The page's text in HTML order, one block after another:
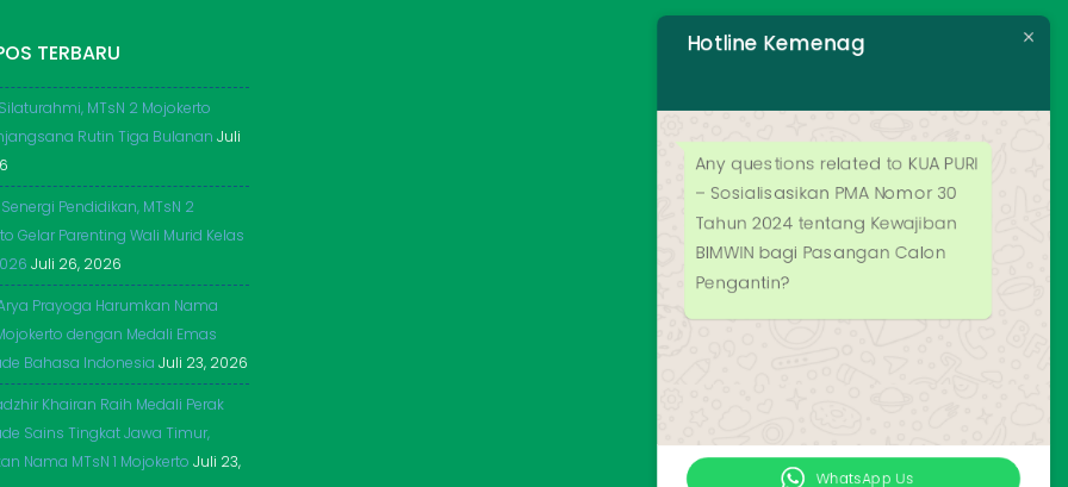
TERBARU
MTsN 2 Mojokerto
Rutin Tiga Bulanan Juli
Pendidikan, MTsN 2
Gelar Parenting Wali Murid Kelas
Juli 26, 2026
Prayoga Harumkan Nama
dengan Medali Emas
Bahasa Indonesia Juli 23, 2026
Khairan Raih Medali Perak
Sains Tingkat Jawa Timur,
Nama MTsN 1 Mojokerto Juli 23,
Hotline Kemenag
Any questions related to KUA PURI
– Sosialisasikan PMA Nomor 30
Tahun 2024 tentang Kewajiban
BIMWIN bagi Pasangan Calon
Pengantin?
WhatsApp Us